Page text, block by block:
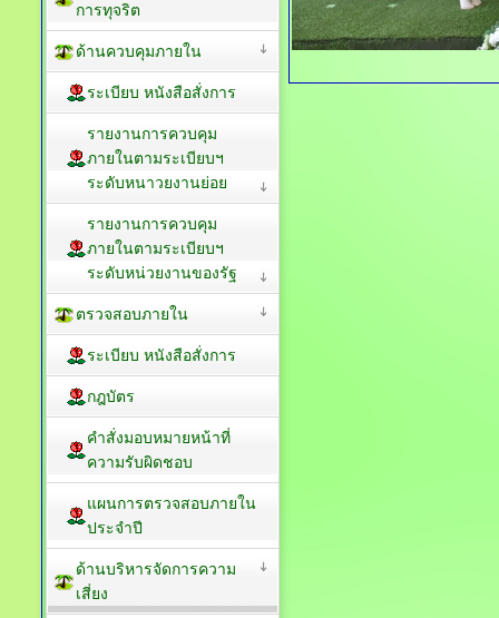
การทุจริต
ด้านควบคุมภายใน
ระเบียบ หนังสือสั่งการ
รายงานการควบคุม
ภายในตามระเบียบฯ
ระดับหนาวยงานย่อย
รายงานการควบคุม
ภายในตามระเบียบฯ
ระดับหน่วยงานของรัฐ
ตรวจสอบภายใน
ระเบียบ หนังสือสั่งการ
กฎบัตร
คำสั่งมอบหมายหน้าที่
ความรับผิดชอบ
แผนการตรวจสอบภายใน
ประจำปี
ด้านบริหารจัดการความ
เสี่ยง